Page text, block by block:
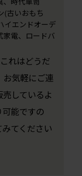
(古いおもち
イエンドオーデ
家電、ロードバ
れはどうだ
お気軽にご連
しているよ
能ですの
てください